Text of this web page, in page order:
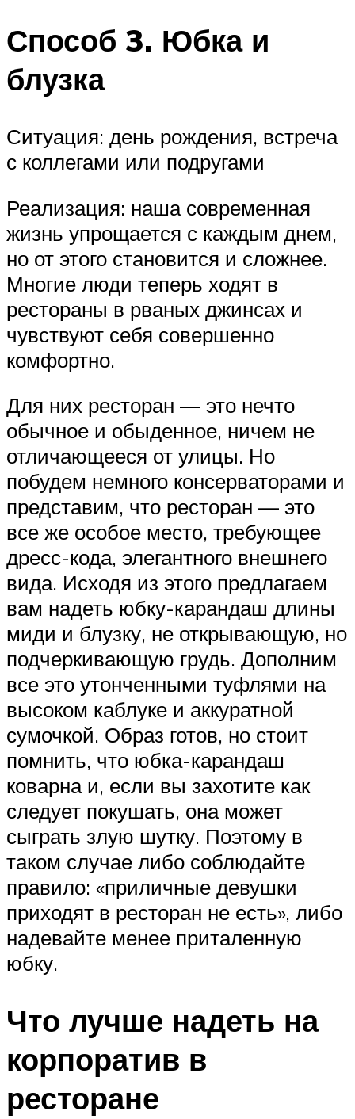
Способ 3. Юбка и
блузка
Ситуация: день рождения, встреча
с коллегами или подругами
Реализация: наша современная
жизнь упрощается с каждым днем,
но от этого становится и сложнее.
Многие люди теперь ходят в
рестораны в рваных джинсах и
чувствуют себя совершенно
комфортно.
Для них ресторан — это нечто
обычное и обыденное, ничем не
отличающееся от улицы. Но
побудем немного консерваторами и
представим, что ресторан — это
все же особое место, требующее
дресс-кода, элегантного внешнего
вида. Исходя из этого предлагаем
вам надеть юбку-карандаш длины
миди и блузку, не открывающую, но
подчеркивающую грудь. Дополним
все это утонченными туфлями на
высоком каблуке и аккуратной
сумочкой. Образ готов, но стоит
помнить, что юбка-карандаш
коварна и, если вы захотите как
следует покушать, она может
сыграть злую шутку. Поэтому в
таком случае либо соблюдайте
правило: «приличные девушки
приходят в ресторан не есть», либо
надевайте менее приталенную
юбку.
Что лучше надеть на
корпоратив в
ресторане